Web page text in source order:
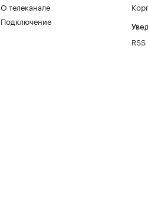
О телеканале
Подключение
RSS